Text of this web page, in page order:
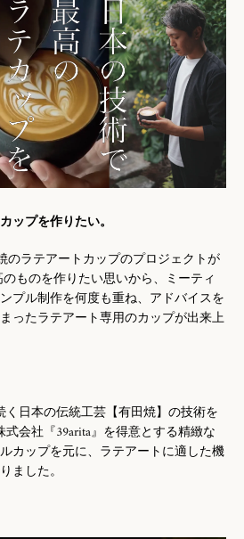
ップを作りたい。
のラテアートカップのプロジェクトが
ものを作りたい思いから、ミーティ
プル制作を何度も重ね、アドバイスを
ったラテアート専用のカップが出来上
日本の伝統工芸【有田焼】の技術を
式会社『39arita』を得意とする精緻な
カップを元に、ラテアートに適した機
ました。